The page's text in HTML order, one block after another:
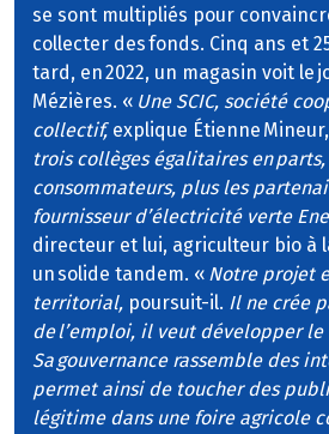
se sont multipliés pour
collecter des fonds. Cinq ans et
tard, en 2022, un magasin voit le
Mézières. « Une SCIC, société
collectif,explique Étienne
trois collèges égalitaires en
consommateurs, plus les
fournisseur d’électricité verte
directeur et lui, agriculteur bio à
un solide tandem. « Notre projet
territorial, poursuit-il. Il ne crée
de l’emploi, il veut développer le
Sa gouvernance rassemble des
permet ainsi de toucher des
légitime dans une foire agricole